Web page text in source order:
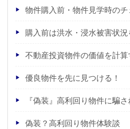
物件購入前・物件見学時のチ
購入前は洪水・浸水被害状
不動産投資物件の価値を計
優良物件を先に見つける！
『偽装』高利回り物件に騙さ
偽装？高利回り物件体験談